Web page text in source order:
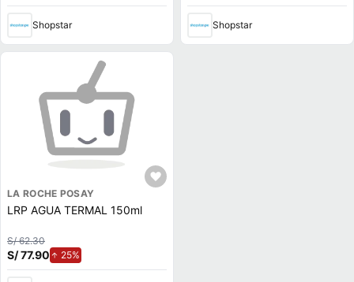
Shopstar Shopstar
LA ROCHE POSAY
LRP AGUA TERMAL 150ml
S/ 62.30
S/ 77.90 25%